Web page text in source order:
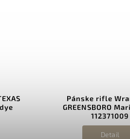
Pánske rifle
GREENSBORO
112371009
Detail